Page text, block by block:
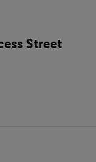
Street